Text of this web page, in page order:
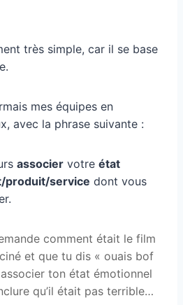
très simple, car il se base
mes équipes en
avec la phrase suivante :
associer votre état
produit/service dont vous
comment était le film
et que tu dis « ouais bof
ton état émotionnel
qu’il était pas terrible…